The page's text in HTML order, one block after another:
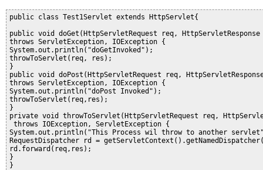
public class Test1Servlet extends HttpServlet{
public void doGet(HttpServletRequest req,
throws ServletException, IOException {
System.out.println("doGetInvoked");
throwToServlet(req, res);
}
public void doPost(HttpServletRequest req,
throws ServletException, IOException {
System.out.println("doPost Invoked");
throwToServlet(req,res);
}
private void throwToServlet(HttpServletRequest req,
throws IOException, ServletException {
System.out.println("This Process wil throw to another
RequestDispatcher rd =
rd.forward(req,res);
}
}